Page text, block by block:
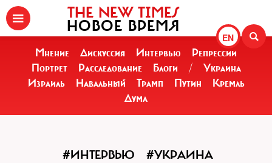
EN
THE NEW TIMES
НОВОЕ ВРЕМЯ
Мнение Дискуссия Интервью
Репрессии
Портрет
Расследование Блоги /
Украина
Израиль
Навальный Трамп Путин
Кремль
Дума
#ИНТЕРВЬЮ #УКРАИНА